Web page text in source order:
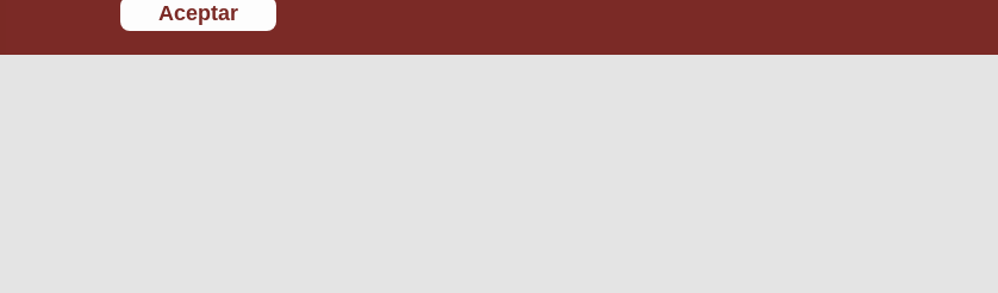
Aceptar